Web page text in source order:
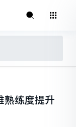
熟练度提升